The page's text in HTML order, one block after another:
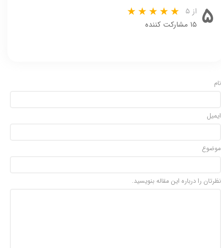
۵ از ۵
۱۵ مشارکت کننده
نام
ایمیل
موضوع
نظرتان را درباره این مقاله بنویسید.